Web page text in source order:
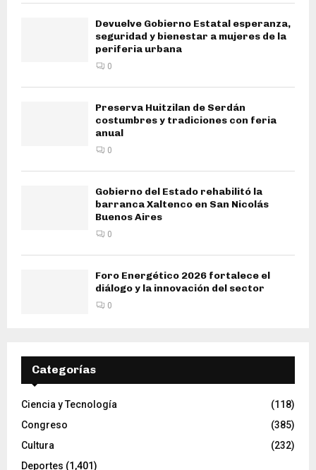
Devuelve Gobierno Estatal esperanza,
seguridad y bienestar a mujeres de la
periferia urbana
0
Preserva Huitzilan de Serdán
costumbres y tradiciones con feria
anual
0
Gobierno del Estado rehabilitó la
barranca Xaltenco en San Nicolás
Buenos Aires
0
Foro Energético 2026 fortalece el
diálogo y la innovación del sector
0
Categorías
Ciencia y Tecnología
(118)
Congreso
(385)
Cultura
(232)
Deportes (1,401)